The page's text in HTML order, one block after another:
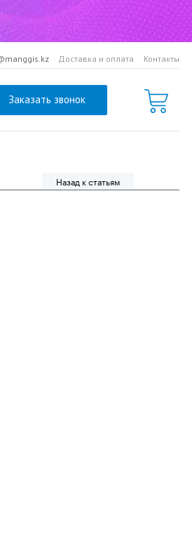
Доставка и оплата Контакты
Заказать звонок
Назад к статьям